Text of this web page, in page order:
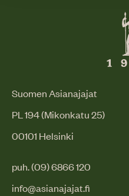
Suomen Asianajajat
PL 194 (Mikonkatu 25)
00101 Helsinki
puh. (09) 6866 120
info@asianajajat.fi